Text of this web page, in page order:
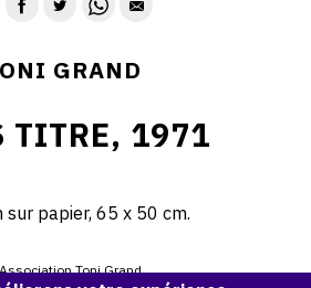
GRAND
TITRE, 1971
sur papier, 65 x 50 cm.
Toni Grand